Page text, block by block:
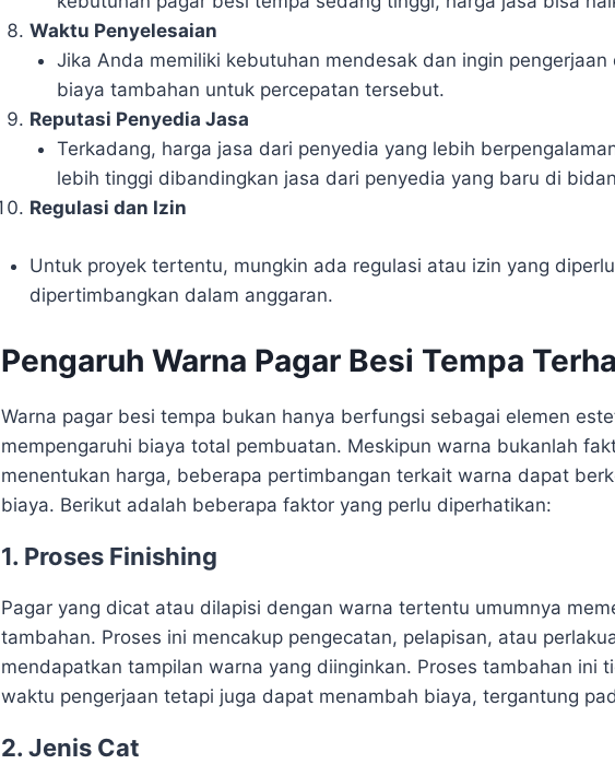
Waktu Penyelesaian
Jika Anda memiliki kebutuhan mendesak dan ingin
biaya tambahan untuk percepatan tersebut.
Reputasi Penyedia Jasa
Terkadang, harga jasa dari penyedia yang lebih
lebih tinggi dibandingkan jasa dari penyedia yang baru di
Regulasi dan Izin
Untuk proyek tertentu, mungkin ada regulasi atau izin yang
dipertimbangkan dalam anggaran.
Pengaruh Warna Pagar Besi Tempa
Warna pagar besi tempa bukan hanya berfungsi sebagai elemen
mempengaruhi biaya total pembuatan. Meskipun warna bukanlah
menentukan harga, beberapa pertimbangan terkait warna dapat
biaya. Berikut adalah beberapa faktor yang perlu diperhatikan:
1. Proses Finishing
Pagar yang dicat atau dilapisi dengan warna tertentu umumnya
tambahan. Proses ini mencakup pengecatan, pelapisan, atau
mendapatkan tampilan warna yang diinginkan. Proses tambahan ini
waktu pengerjaan tetapi juga dapat menambah biaya, tergantung
2. Jenis Cat